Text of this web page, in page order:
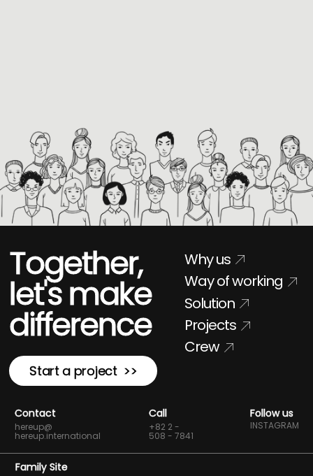
Together,
let's make
difference
Start a project >>
Why us
Way of working
Solution
Projects
Crew
Contact
hereup@
hereup.international
Call
+82 2 -
508 - 7841
Follow us
INSTAGRAM
Family Site